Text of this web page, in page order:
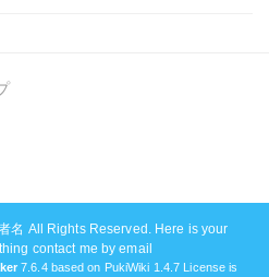
名 All Rights Reserved. Here is your
contact me by email
7.6.4 based on PukiWiki 1.4.7 License is